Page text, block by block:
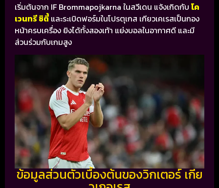
เริ่มต้นจาก IF Brommapojkarna ในสวีเดน แจ้งเกิดกับ โค
เวนทรี ซิตี้ และระเบิดฟอร์มในโปรตุเกส เกียวเคเรสเป็นกอง
หน้าครบเครื่อง ยิงได้ทั้งสองเท้า แย่งบอลในอากาศดี และมี
ส่วนร่วมกับเกมสูง
ข้อมูลส่วนตัวเบื้องต้นของวิกเตอร์ เกีย